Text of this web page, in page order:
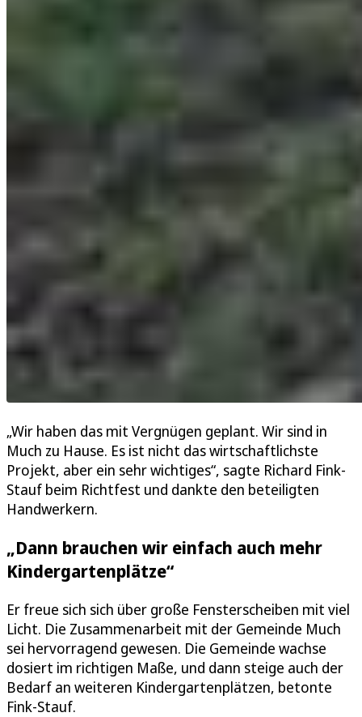
„Wir haben das mit Vergnügen geplant. Wir sind in
Much zu Hause. Es ist nicht das wirtschaftlichste
Projekt, aber ein sehr wichtiges“, sagte Richard Fink-
Stauf beim Richtfest und dankte den beteiligten
Handwerkern.
„Dann brauchen wir einfach auch mehr
Kindergartenplätze“
Er freue sich sich über große Fensterscheiben mit viel
Licht. Die Zusammenarbeit mit der Gemeinde Much
sei hervorragend gewesen. Die Gemeinde wachse
dosiert im richtigen Maße, und dann steige auch der
Bedarf an weiteren Kindergartenplätzen, betonte
Fink-Stauf.